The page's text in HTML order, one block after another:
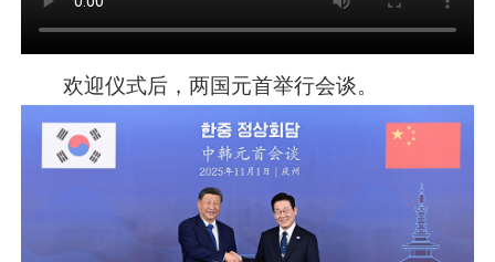
欢迎仪式后，两国元首举行会谈。